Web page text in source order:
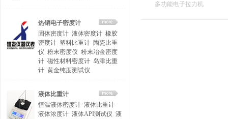
热销电子密度计
固体密度计 液体密度计 橡胶
密度计 塑料比重计 陶瓷比重
仪 粉末密度仪 粉末冶金密度
计 磁性材料密度计 岛津比重
计 黄金纯度测试仪
液体比重计
恒温液体密度计 液体比重计
液体浓度计 液体API测试仪 液
多功能电子拉力机